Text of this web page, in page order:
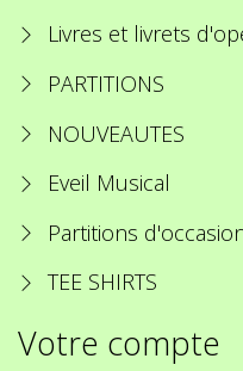
Livres et livrets
PARTITIONS
NOUVEAUTES
Eveil Musical
Partitions
TEE SHIRTS
Votre compte